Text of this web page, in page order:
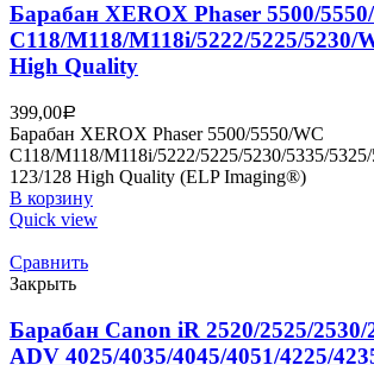
Барабан XEROX Phaser 5500/
C118/M118/M118i/5222/5225/5230/
High Quality
399,00Р
Барабан XEROX Phaser 5500/5550/WC
C118/M118/M118i/5222/5225/5230/5335/
123/128 High Quality (ELP Imaging®)
В корзину
Quick view
Сравнить
Закрыть
Барабан Canon iR 2520/2525/2530/
ADV 4025/4035/4045/4051/4225/